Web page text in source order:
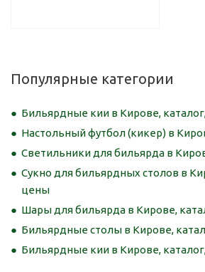
Популярные категории
Бильярдные кии в Кирове,
Настольный футбол (кикер) в
Светильники для бильярда в
Сукно для бильярдных столов в
цены
Шары для бильярда в Кирове,
Бильярдные столы в Кирове,
Бильярдные кии в Кирове,